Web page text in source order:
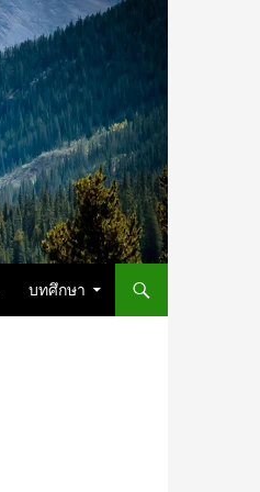
บทศึกษา